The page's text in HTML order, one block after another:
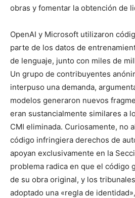
obras y fomentar la obtención de
OpenAI y Microsoft utilizaron
parte de los datos de
de lenguaje, junto con miles de
Un grupo de contribuyentes
interpuso una demanda,
modelos generaron nuevos
eran sustancialmente similares a
CMI eliminada. Curiosamente, no
código infringiera derechos de
apoyan exclusivamente en la
problema radica en que el código
de su obra original, y los tribunales
adoptado una «regla de